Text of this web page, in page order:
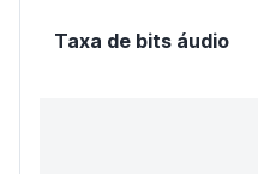
Taxa de bits áudio